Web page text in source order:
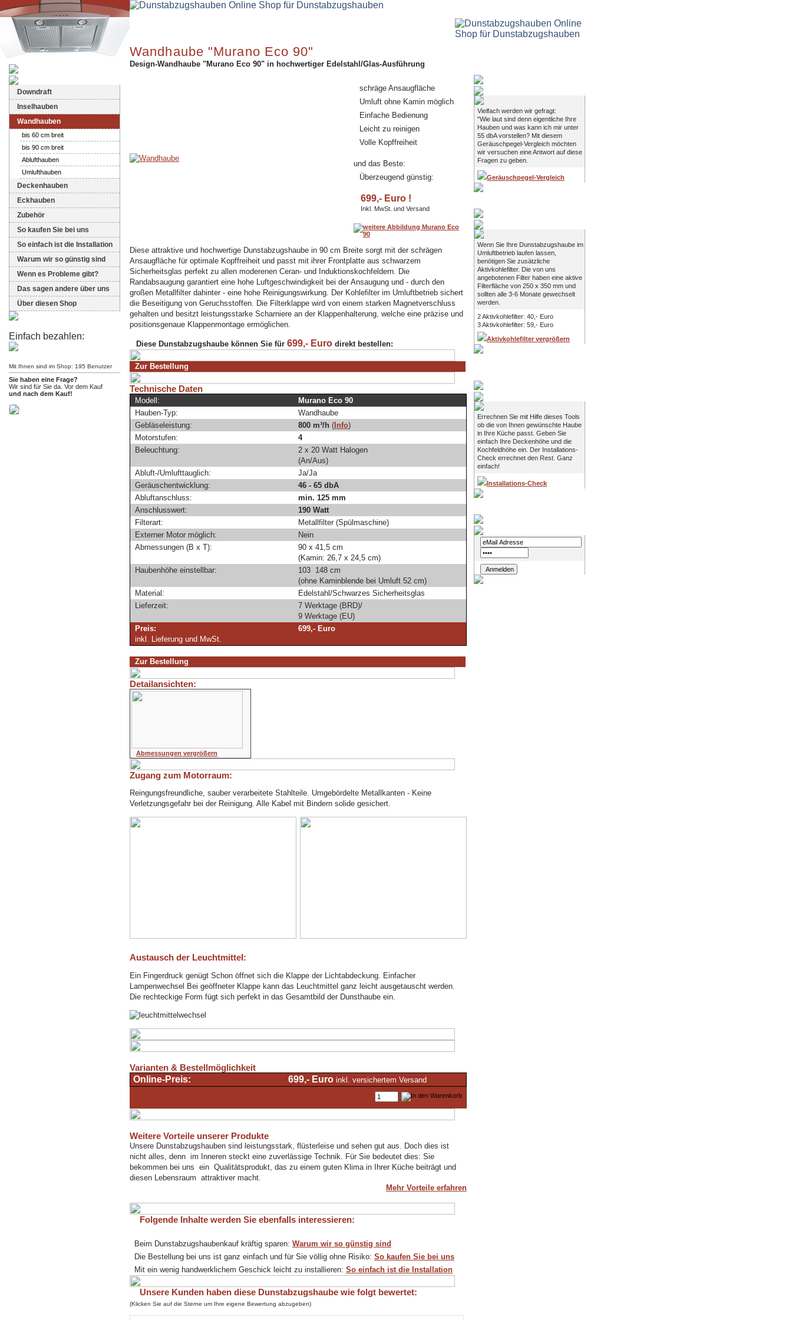
Downdraft
Inselhauben
Wandhauben
bis 60 cm breit
bis 90 cm breit
Ablufthauben
Umlufthauben
Deckenhauben
Eckhauben
Zubehör
So kaufen Sie bei uns
So einfach ist die Installation
Warum wir so günstig sind
Wenn es Probleme gibt?
Das sagen andere über uns
Über diesen Shop
Einfach bezahlen:
Mit Ihnen sind im Shop: 195 Benutzer
Sie haben eine Frage?
Wir sind für Sie da. Vor dem Kauf
und nach dem Kauf!
Wandhaube "Murano Eco 90"
Design-Wandhaube "Murano Eco 90" in hochwertiger Edelstahl/Glas-Ausführung
schräge Ansaugfläche
Umluft ohne Kamin möglich
Einfache Bedienung
Leicht zu reinigen
Volle Kopffreiheit
und das Beste:
Überzeugend günstig:
699,- Euro !
Inkl. MwSt. und Versand
Diese attraktive und hochwertige Dunstabzugshaube in 90 cm Breite sorgt mit der schrägen
Ansaugfläche für optimale Kopffreiheit und passt mit ihrer Frontplatte aus schwarzem
Sicherheitsglas perfekt zu allen moderenen Ceran- und Induktionskochfeldern. Die
Randabsaugung garantiert eine hohe Luftgeschwindigkeit bei der Ansaugung und - durch den
großen Metallfilter dahinter - eine hohe Reinigungswirkung. Der Kohlefilter im Umluftbetrieb sichert
die Beseitigung von Geruchsstoffen. Die Filterklappe wird von einem starken Magnetverschluss
gehalten und besitzt leistungsstarke Scharniere an der Klappenhalterung, welche eine präzise und
positionsgenaue Klappenmontage ermöglichen.
Diese Dunstabzugshaube können Sie für 699,- Euro direkt bestellen:
Zur Bestellung
Technische Daten
Modell:
Murano Eco 90
Hauben-Typ:
Wandhaube
Gebläseleistung:
800 m³/h (Info)
Motorstufen:
4
Beleuchtung:
2 x 20 Watt Halogen
(An/Aus)
Abluft-/Umlufttauglich:
Ja/Ja
Geräuschentwicklung:
46 - 65 dbA
Abluftanschluss:
min. 125 mm
Anschlusswert:
190 Watt
Filterart:
Metallfilter (Spülmaschine)
Externer Motor möglich:
Nein
Abmessungen (B x T):
90 x 41,5 cm
(Kamin: 26,7 x 24,5 cm)
Haubenhöhe einstellbar:
103  148 cm
(ohne Kaminblende bei Umluft 52 cm)
Material:
Edelstahl/Schwarzes Sicherheitsglas
Lieferzeit:
7 Werktage (BRD)/
9 Werktage (EU)
Preis:
inkl. Lieferung und MwSt.
699,- Euro
Zur Bestellung
Detailansichten:
Abmessungen vergrößern
Zugang zum Motorraum:
Reingungsfreundliche, sauber verarbeitete Stahlteile. Umgebördelte Metallkanten - Keine
Verletzungsgefahr bei der Reinigung. Alle Kabel mit Bindern solide gesichert.
Austausch der Leuchtmittel:
Ein Fingerdruck genügt Schon öffnet sich die Klappe der Lichtabdeckung. Einfacher
Lampenwechsel Bei geöffneter Klappe kann das Leuchtmittel ganz leicht ausgetauscht werden.
Die rechteckige Form fügt sich perfekt in das Gesamtbild der Dunsthaube ein.
Varianten & Bestellmöglichkeit
Online-Preis:
699,- Euro inkl. versichertem Versand
Weitere Vorteile unserer Produkte
Unsere Dunstabzugshauben sind leistungsstark, flüsterleise und sehen gut aus. Doch dies ist
nicht alles, denn im Inneren steckt eine zuverlässige Technik. Für Sie bedeutet dies: Sie
bekommen bei uns ein Qualitätsprodukt, das zu einem guten Klima in Ihrer Küche beiträgt und
diesen Lebensraum attraktiver macht.
Mehr Vorteile erfahren
Folgende Inhalte werden Sie ebenfalls interessieren:
Beim Dunstabzugshaubenkauf kräftig sparen: Warum wir so günstig sind
Die Bestellung bei uns ist ganz einfach und für Sie völlig ohne Risiko: So kaufen Sie bei uns
Mit ein wenig handwerklichem Geschick leicht zu installieren: So einfach ist die Installation
Unsere Kunden haben diese Dunstabzugshaube wie folgt bewertet:
(Klicken Sie auf die Sterne um Ihre eigene Bewertung abzugeben)
Vielfach werden wir gefragt:
"Wie laut sind denn eigentliche Ihre
Hauben und was kann ich mir unter
55 dbA vorstellen? Mit diesem
Geräuschpegel-Vergleich möchten
wir versuchen eine Antwort auf diese
Fragen zu geben.
Geräuschpegel-Vergleich
Wenn Sie Ihre Dunstabzugshaube im
Umluftbetrieb laufen lassen,
benötigen Sie zusätzliche
Aktivkohlefilter. Die von uns
angebotenen Filter haben eine aktive
Filterfläche von 250 x 350 mm und
sollten alle 3-6 Monate gewechselt
werden.
2 Aktivkohlefilter: 40,- Euro
3 Aktivkohlefilter: 59,- Euro
Aktivkohlefilter vergrößern
Errechnen Sie mit Hilfe dieses Tools
ob die von Ihnen gewünschte Haube
in Ihre Küche passt. Geben Sie
einfach Ihre Deckenhöhe und die
Kochfeldhöhe ein. Der Installations-
Check errechnet den Rest. Ganz
einfach!
Installations-Check